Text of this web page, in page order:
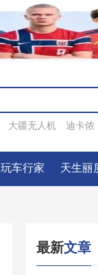
大疆无人机 迪卡侬
玩车行家 天生丽
最新文章